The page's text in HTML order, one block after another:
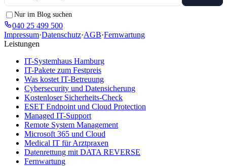
Nur im Blog suchen
040 25 499 500
Impressum·Datenschutz·AGB·Fernwartung
Leistungen
IT-Systemhaus Hamburg
IT-Pakete zum Festpreis
Was kostet IT-Betreuung
Cybersecurity und Datensicherung
Kostenloser Sicherheits-Check
ESET Endpoint und Cloud Protection
Managed IT-Support
Remote System Management
Microsoft 365 und Cloud
Medical IT für Arztpraxen
Datenrettung mit DATA REVERSE
Fernwartung